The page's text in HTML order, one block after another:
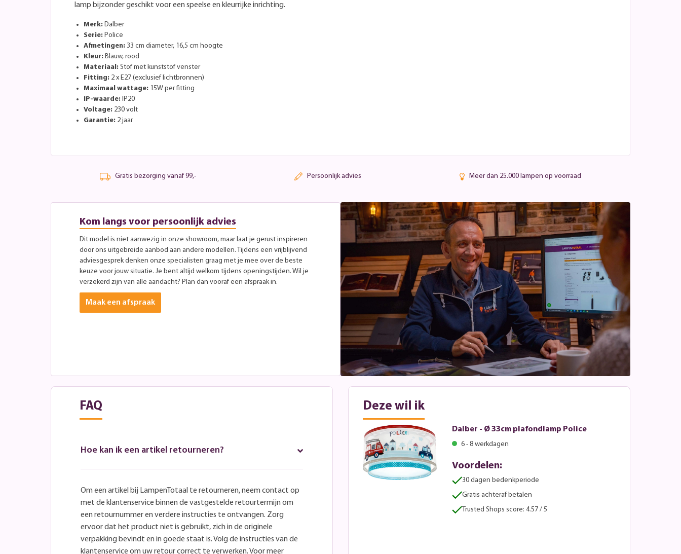
lamp bijzonder geschikt voor een speelse en kleurrijke inrichting.
Merk: Dalber
Serie: Police
Afmetingen: 33 cm diameter, 16,5 cm hoogte
Kleur: Blauw, rood
Materiaal: Stof met kunststof venster
Fitting: 2 x E27 (exclusief lichtbronnen)
Maximaal wattage: 15W per fitting
IP-waarde: IP20
Voltage: 230 volt
Garantie: 2 jaar
Gratis bezorging vanaf 99,- Persoonlijk advies Meer dan 25.000 lampen op voorraad
Kom langs voor persoonlijk advies
Dit model is niet aanwezig in onze showroom, maar laat je gerust inspireren
door ons uitgebreide aanbod aan andere modellen. Tijdens een vrijblijvend
adviesgesprek denken onze specialisten graag met je mee over de beste
keuze voor jouw situatie. Je bent altijd welkom tijdens openingstijden. Wil je
verzekerd zijn van alle aandacht? Plan dan vooraf een afspraak in.
Maak een afspraak
FAQ
Hoe kan ik een artikel retourneren?
Om een artikel bij LampenTotaal te retourneren, neem contact op
met de klantenservice binnen de vastgestelde retourtermijn om
een retournummer en verdere instructies te ontvangen. Zorg
ervoor dat het product niet is gebruikt, zich in de originele
verpakking bevindt en in goede staat is. Volg de instructies van de
klantenservice om uw retour correct te verwerken. Voor meer
Deze wil ik
Dalber - Ø 33cm plafondlamp Police
6 - 8 werkdagen
Voordelen:
30 dagen bedenkperiode
Gratis achteraf betalen
Trusted Shops score: 4.57 / 5